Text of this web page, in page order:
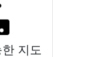
지도